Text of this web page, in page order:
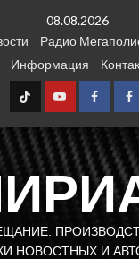
08.08.2026
Радио
Информация
TT Youtube
FB1
НОВОСТНЫХ И